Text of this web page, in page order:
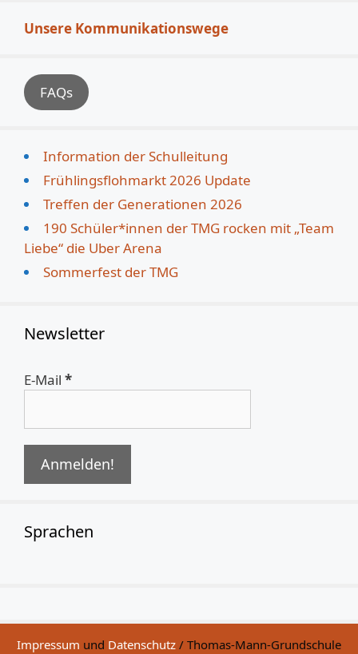
Unsere Kommunikationswege
FAQs
Information der Schulleitung
Frühlingsflohmarkt 2026 Update
Treffen der Generationen 2026
190 Schüler*innen der TMG rocken mit „Team
Liebe“ die Uber Arena
Sommerfest der TMG
Newsletter
E-Mail *
Sprachen
Impressum und Datenschutz / Thomas-Mann-Grundschule